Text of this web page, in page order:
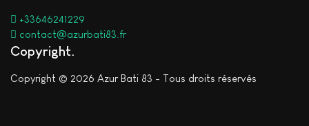
+33646241229
contact@azurbati83.fr
Copyright
Copyright © 2026 Azur Bati 83 - Tous droits réservés